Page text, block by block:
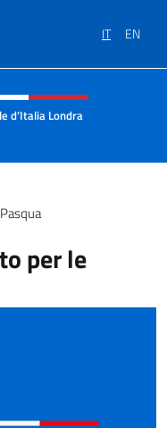
IT EN
e menù
d’Italia Londra
per le